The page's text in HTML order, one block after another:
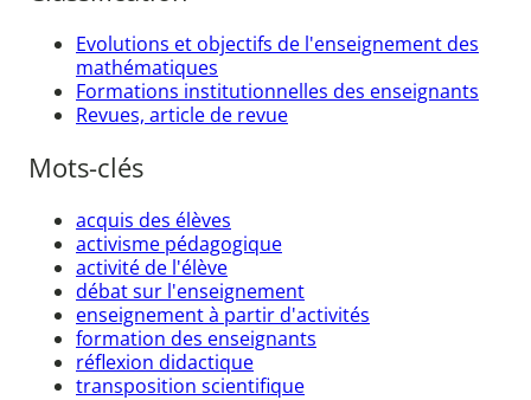
Evolutions et objectifs de l'enseignement des
mathématiques
Formations institutionnelles des enseignants
Revues, article de revue
Mots-clés
acquis des élèves
activisme pédagogique
activité de l'élève
débat sur l'enseignement
enseignement à partir d'activités
formation des enseignants
réflexion didactique
transposition scientifique